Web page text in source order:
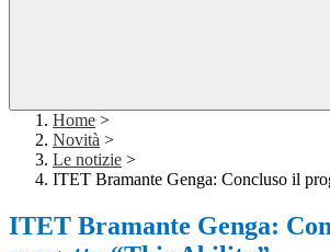
Home >
Novità >
Le notizie >
ITET Bramante Genga: Concluso il
ITET Bramante Genga: